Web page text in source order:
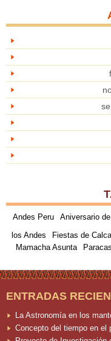
Andes Peru Aniversario
los Andes
Fiestas de Calca
Mamacha Asunta Paracas
ENTRADAS
La Astronomía en los
Concepto del tiempo en el